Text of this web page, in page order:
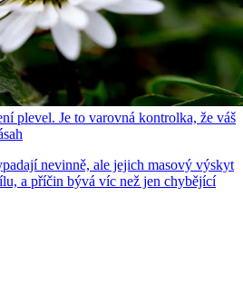
plevel. Je to varovná kontrolka, že váš
nevinně, ale jejich masový výskyt
a příčin bývá víc než jen chybějící